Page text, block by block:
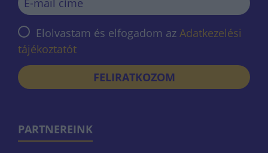
Elolvastam és elfogadom az Adatkezelési
tájékoztatót
FELIRATKOZOM
PARTNEREINK